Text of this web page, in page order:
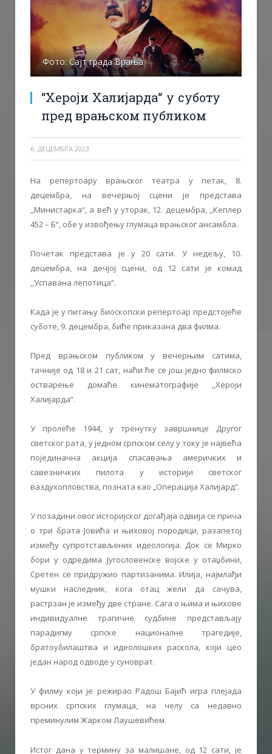
Фото: Сајт града Врања
“Хероји Халијарда“ у суботу
пред врањском публиком
6. ДЕЦЕМБРА 2023.
На репертоару врањског театра у петак, 8.
децембра, на вечерњој сцени је представа
,,Министарка“, а већ у уторак, 12. децембра, ,,Кеплер
452 – Б“, обе у извођењу глумаца врањског ансамбла.
Почетак представа је у 20 сати. У недељу, 10.
децембра, на дечјој сцени, од 12 сати је комад
,,Успавана лепотица“.
Када је у питању биоскопски репертоар предстојеће
суботе, 9. децембра, биће приказана два филма.
Пред врањском публиком у вечерњим сатима,
тачније од 18 и 21 сат, наћи ће се још једно филмско
остварење домаће кинематографије ,,Хероји
Халијарда“.
У пролеће 1944, у тренутку завршнице Другог
светског рата, у једном српском селу у току је највећа
појединачна акција спасавања америчких и
савезничких пилота у историји светског
ваздухопловства, позната као „Операција Халијард“.
У позадини овог историјског догађаја одвија се прича
о три брата Јовића и њиховој породици, разапетој
између супротстављених идеологија. Док се Мирко
бори у одредима Југословенске војске у отаџбини,
Сретен се придружио партизанима. Илија, најмлађи
мушки наследник, кога отац жели да сачува,
растрзан је између две стране. Сага о њима и њихове
индивидуалне трагичне судбине представљају
парадигму српске националне трагедије,
братоубилаштва и идеолошких раскола, који цео
један народ одводе у суноврат.
У филму који је режирао Радош Бајић игра плејада
врсних српских глумаца, на челу са недавно
преминулим Жарком Лаушевићем.
Истог дана у термину за малишане, од 12 сати, је